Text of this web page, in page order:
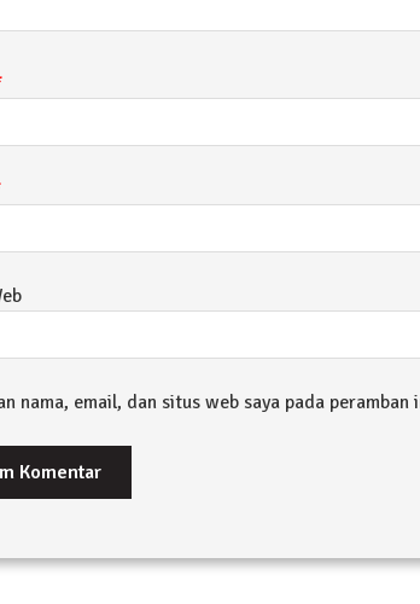
nama, email, dan situs web saya pada